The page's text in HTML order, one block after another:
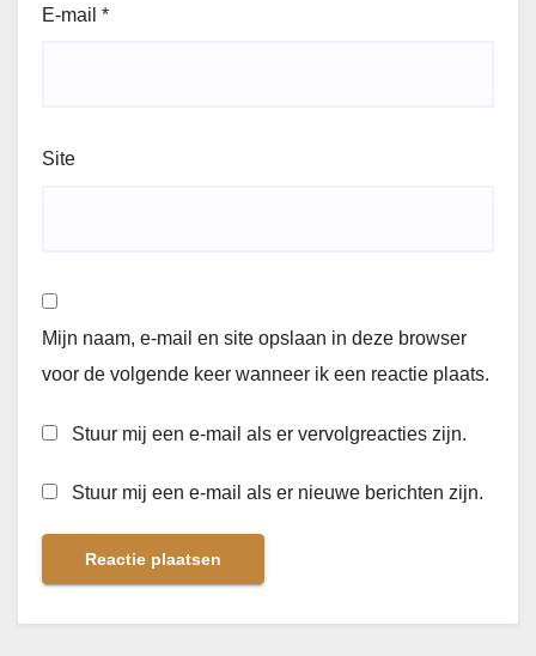
E-mail *
Site
Mijn naam, e-mail en site opslaan in deze browser
voor de volgende keer wanneer ik een reactie plaats.
Stuur mij een e-mail als er vervolgreacties zijn.
Stuur mij een e-mail als er nieuwe berichten zijn.